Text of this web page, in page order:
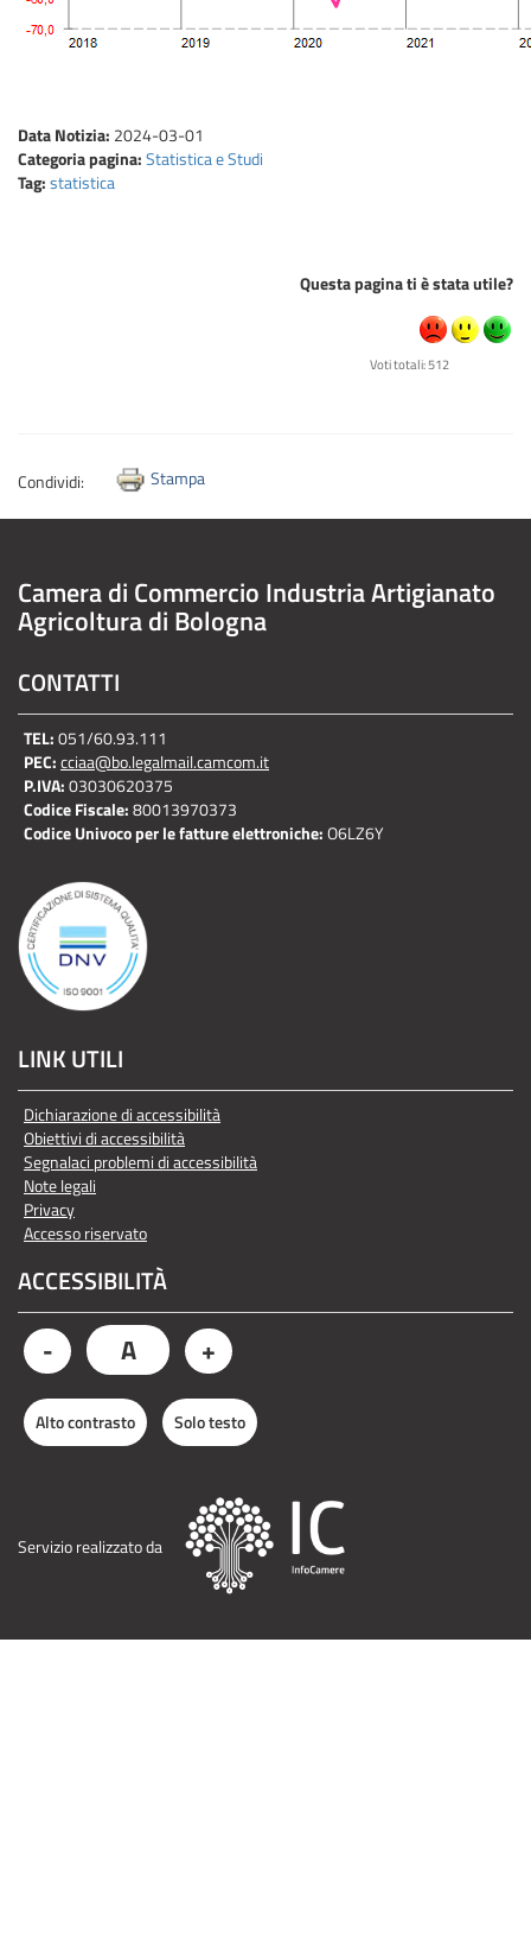
Data Notizia: 2024-03-01
Categoria pagina:Statistica e Studi
Tag:statistica
Questa pagina ti è stata utile?
Voti totali: 512
Condividi: Stampa
Camera di Commercio Industria Artigianato
Agricoltura di Bologna
CONTATTI
TEL:051/60.93.111
PEC:cciaa@bo.legalmail.camcom.it
P.IVA:03030620375
Codice Fiscale:80013970373
Codice Univoco per le fatture elettroniche:O6LZ6Y
LINK UTILI
Dichiarazione di accessibilità
Obiettivi di accessibilità
Segnalaci problemi di accessibilità
Note legali
Privacy
Accesso riservato
ACCESSIBILITÀ
- A +
Alto contrasto Solo testo
Servizio realizzato da